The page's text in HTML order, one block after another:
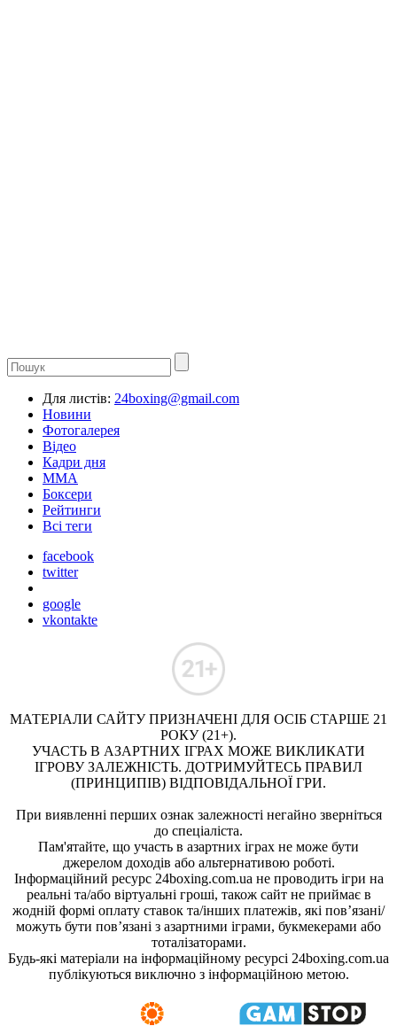
Для листів: 24boxing@gmail.com
Новини
Фотогалерея
Відео
Кадри дня
ММА
Боксери
Рейтинги
Всі теги
facebook
twitter
google
vkontakte
МАТЕРІАЛИ САЙТУ ПРИЗНАЧЕНІ ДЛЯ ОСІБ СТАРШЕ 21
РОКУ (21+).
УЧАСТЬ В АЗАРТНИХ ІГРАХ МОЖЕ ВИКЛИКАТИ
ІГРОВУ ЗАЛЕЖНІСТЬ. ДОТРИМУЙТЕСЬ ПРАВИЛ
(ПРИНЦИПІВ) ВІДПОВІДАЛЬНОЇ ГРИ.
При виявленні перших ознак залежності негайно зверніться
до спеціаліста.
Пам'ятайте, що участь в азартних іграх не може бути
джерелом доходів або альтернативою роботі.
Інформаційний ресурс 24boxing.com.ua не проводить ігри на
реальні та/або віртуальні гроші, також сайт не приймає в
жодній формі оплату ставок та/інших платежів, які пов’язані/
можуть бути пов’язані з азартними іграми, букмекерами або
тоталізаторами.
Будь-які матеріали на інформаційному ресурсі 24boxing.com.ua
публікуються виключно з інформаційною метою.